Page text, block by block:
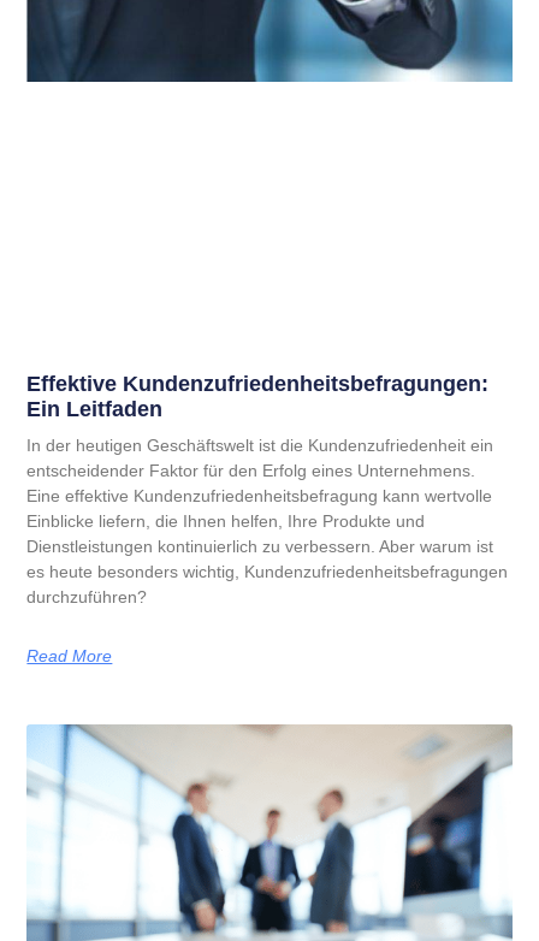
Effektive Kundenzufrieden­heitsbefragungen:
Ein Leitfaden
In der heutigen Geschäftswelt ist die Kundenzufriedenheit ein
entscheidender Faktor für den Erfolg eines Unternehmens.
Eine effektive Kundenzufriedenheitsbefragung kann wertvolle
Einblicke liefern, die Ihnen helfen, Ihre Produkte und
Dienstleistungen kontinuierlich zu verbessern. Aber warum ist
es heute besonders wichtig, Kundenzufriedenheitsbefragungen
durchzuführen?
Read More